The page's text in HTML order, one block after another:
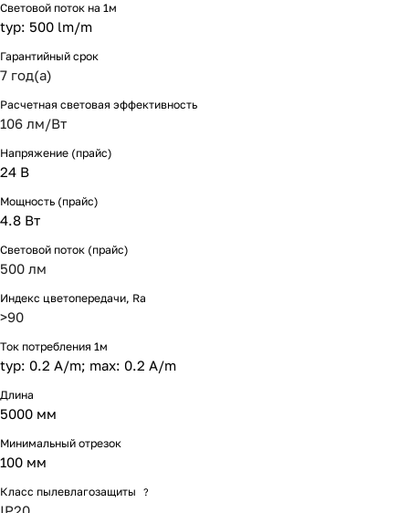
Световой поток на 1м
typ: 500 lm/m
Гарантийный срок
7 год(а)
Расчетная световая эффективность
106 лм/Вт
Напряжение (прайс)
24 В
Мощность (прайс)
4.8 Вт
Световой поток (прайс)
500 лм
Индекс цветопередачи, Ra
>90
Ток потребления 1м
typ: 0.2 A/m; max: 0.2 A/m
Длина
5000 мм
Минимальный отрезок
100 мм
Класс пылевлагозащиты ?